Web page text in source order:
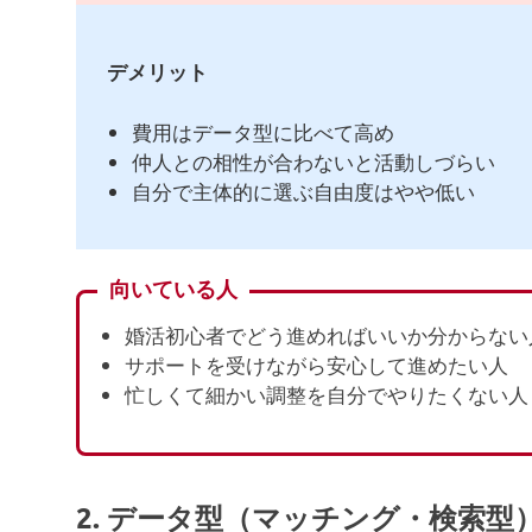
デメリット
費用はデータ型に比べて高め
仲人との相性が合わないと活動しづらい
自分で主体的に選ぶ自由度はやや低い
向いている人
婚活初心者でどう進めればいいか分からな
サポートを受けながら安心して進めたい人
忙しくて細かい調整を自分でやりたくない人
2. データ型（マッチング・検索型